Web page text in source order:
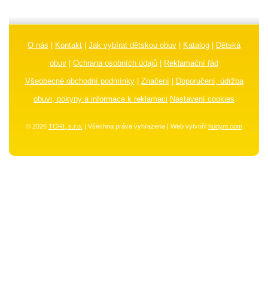
O nás Kontakt Jak vybírat dětskou obuv Katalog
Dětská
obuv
Ochrana osobních údajů
Reklamační řád
Všeobecné obchodní podmínky| Značení|
Doporučení, údržba
obuvi, pokyny a informace k reklamaci Nastavení cookies
© 2026 TORI, s.r.o. | Všechna práva vyhrazena | Web vytvořil hudym.com